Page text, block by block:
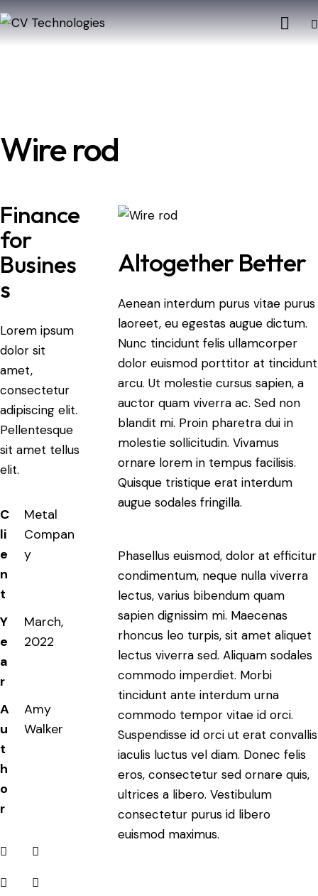
Wire rod
Finance
for
Busines
s
Lorem ipsum
dolor sit
amet,
consectetur
adipiscing elit.
Pellentesque
sit amet tellus
elit.
C
li
e
n
t
Metal
Compan
y
Y
e
a
r
March,
2022
A
u
t
h
o
r
Amy
Walker
Altogether Better
Aenean interdum purus vitae purus
laoreet, eu egestas augue dictum.
Nunc tincidunt felis ullamcorper
dolor euismod porttitor at tincidunt
arcu. Ut molestie cursus sapien, a
auctor quam viverra ac. Sed non
blandit mi. Proin pharetra dui in
molestie sollicitudin. Vivamus
ornare lorem in tempus facilisis.
Quisque tristique erat interdum
augue sodales fringilla.
Phasellus euismod, dolor at efficitur
condimentum, neque nulla viverra
lectus, varius bibendum quam
sapien dignissim mi. Maecenas
rhoncus leo turpis, sit amet aliquet
lectus viverra sed. Aliquam sodales
commodo imperdiet. Morbi
tincidunt ante interdum urna
commodo tempor vitae id orci.
Suspendisse id orci ut erat convallis
iaculis luctus vel diam. Donec felis
eros, consectetur sed ornare quis,
ultrices a libero. Vestibulum
consectetur purus id libero
euismod maximus.